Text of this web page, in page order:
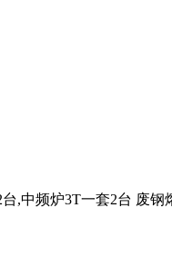
,中频炉3T一套2台 废钢